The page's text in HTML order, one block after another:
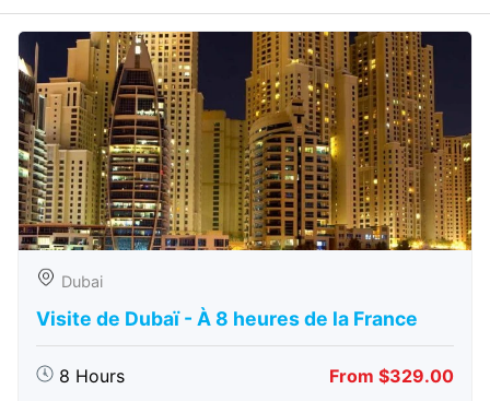
Dubai
Visite de Dubaï - À 8 heures de la France
8 Hours From $329.00